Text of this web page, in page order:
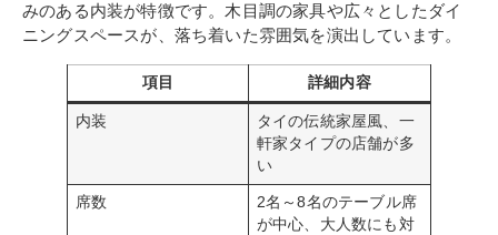
みのある内装が特徴です。木目調の家具や広々としたダイ
ニングスペースが、落ち着いた雰囲気を演出しています。
項目 詳細内容
内装
タイの伝統家屋風、一
軒家タイプの店舗が多
い
席数
2名～8名のテーブル席
が中心、大人数にも対